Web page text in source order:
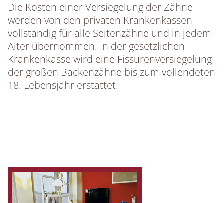
Die Kosten einer Versiegelung der Zähne
werden von den privaten Krankenkassen
vollständig für alle Seitenzähne und in jedem
Alter übernommen. In der gesetzlichen
Krankenkasse wird eine Fissurenversiegelung
der großen Backenzähne bis zum vollendeten
18. Lebensjahr erstattet.